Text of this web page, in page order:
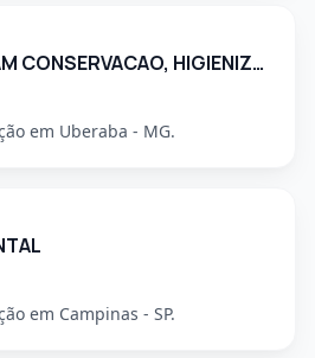
CBJ TECKIPLAM CONSERVACAO, HIGIENIZACAO E LIMPEZA.
em Uberaba - MG.
em Campinas - SP.